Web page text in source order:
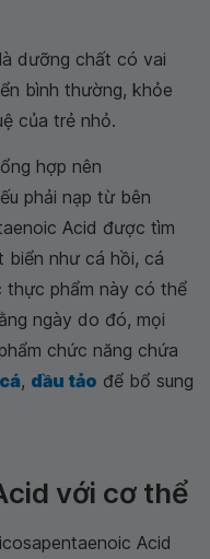
dưỡng chất có vai
bình thường, khỏe
của trẻ nhỏ.
hợp nên
phải nạp từ bên
Acid được tìm
biển như cá hồi, cá
thực phẩm này có thể
ngày do đó, mọi
chức năng chứa
, dầu tảo để bổ sung
với cơ thể
Acid